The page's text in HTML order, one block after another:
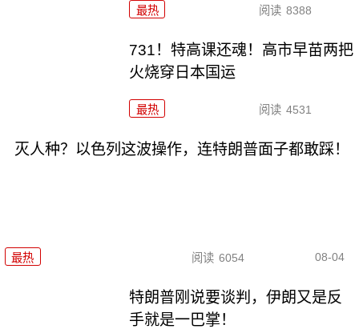
最热 阅读 8388
731！特高课还魂！高市早苗两把
火烧穿日本国运
最热 阅读 4531
灭人种？以色列这波操作，连特朗普面子都敢踩！
最热 阅读 6054 08-04
特朗普刚说要谈判，伊朗又是反
手就是一巴掌！